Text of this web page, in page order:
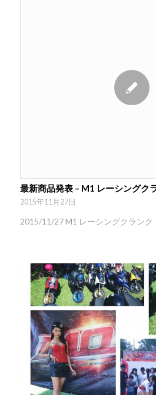
最新商品発表 – M1 レーシングク
2015年11月27日
2015/11/27 M1 レーシングクラン